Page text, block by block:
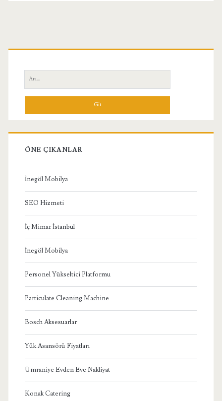
Birincil
Yan
Menü
Ara:
ÖNE ÇIKANLAR
İnegöl Mobilya
SEO Hizmeti
İç Mimar İstanbul
İnegöl Mobilya
Personel Yükseltici Platformu
Particulate Cleaning Machine
Bosch Aksesuarlar
Yük Asansörü Fiyatları
Ümraniye Evden Eve Nakliyat
Konak Catering